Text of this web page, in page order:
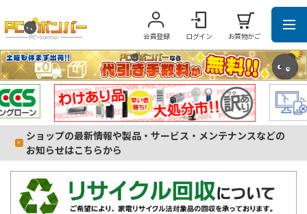
会員登録 ログイン お買物かご
ショップの最新情報や製品・サービス・メンテナンスなどの
お知らせはこちらから